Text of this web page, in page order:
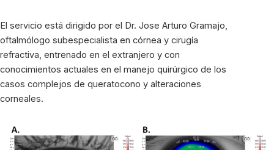
El servicio está dirigido por el Dr. Jose Arturo Gramajo,
oftalmólogo subespecialista en córnea y cirugía
refractiva, entrenado en el extranjero y con
conocimientos actuales en el manejo quirúrgico de los
casos complejos de queratocono y alteraciones
corneales.